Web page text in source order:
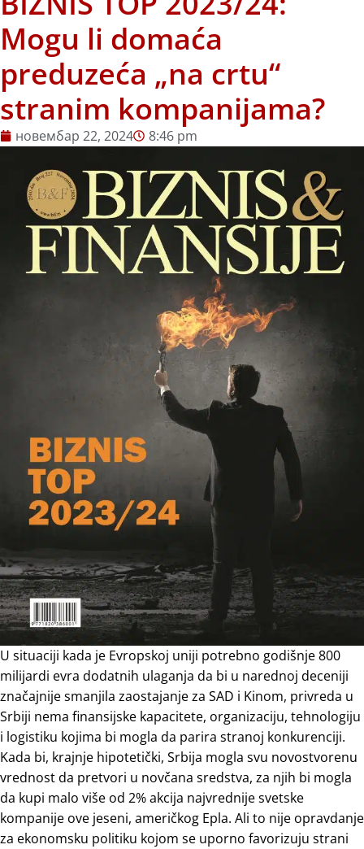
Mogu li domaća
preduzeća „na crtu“
stranim kompanijama?
новембар 22, 2024 8:46 pm
U situaciji kada je Evropskoj uniji potrebno godišnje 800
milijardi evra dodatnih ulaganja da bi u narednoj deceniji
značajnije smanjila zaostajanje za SAD i Kinom, privreda u
Srbiji nema finansijske kapacitete, organizaciju, tehnologiju
i logistiku kojima bi mogla da parira stranoj konkurenciji.
Kada bi, krajnje hipotetički, Srbija mogla svu novostvorenu
vrednost da pretvori u novčana sredstva, za njih bi mogla
da kupi malo više od 2% akcija najvrednije svetske
kompanije ove jeseni, američkog Epla. Ali to nije opravdanje
za ekonomsku politiku kojom se uporno favorizuju strani